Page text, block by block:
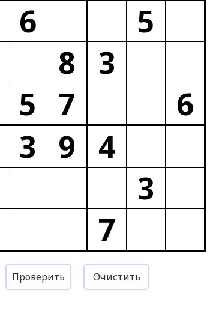
6
5
8
3
5 7
6
3 9
4
3
7
Проверить Очистить